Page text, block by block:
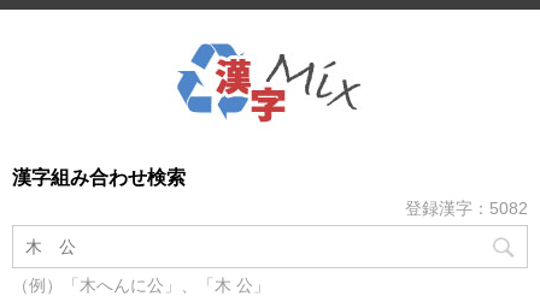
漢字組み合わせ検索
登録漢字：5082
（例）「木へんに公」、「木 公」